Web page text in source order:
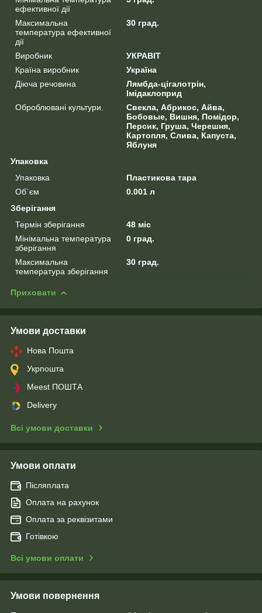
ефективної дії
Максимальна
температура ефективної
дії
30 град.
Виробник
УКРАВІТ
Країна виробник
Україна
Діюча речовина
Лямбда-цігалотрін,
Імідаклоприд
Оброблювані культури.
Свекла, Абрикос, Айва,
Бобовые, Вишня, Помідор,
Персик, Груша, Черешня,
Картопля, Слива, Капуста,
Яблуня
Упаковка
Упаковка
Пластикова тара
Об`єм
0.001 л
Зберігання
Термін зберігання
48 міс
Мінімальна температура
зберігання
0 град.
Максимальна
температура зберігання
30 град.
Приховати
Умови доставки
Нова Пошта
Укрпошта
Meest ПОШТА
Delivery
Всі умови доставки
Умови оплати
Післяплата
Оплата на рахунок
Оплата за реквізитами
Готівкою
Всі умови оплати
Умови повернення